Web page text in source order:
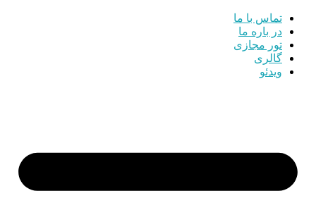
تماس با ما
در باره ما
تور مجازی
گالری
ویدئو